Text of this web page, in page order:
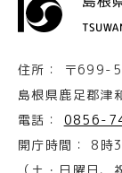
住所：
〒699-
島根県鹿足郡津
電話：
0856-
開庁時間：
8時